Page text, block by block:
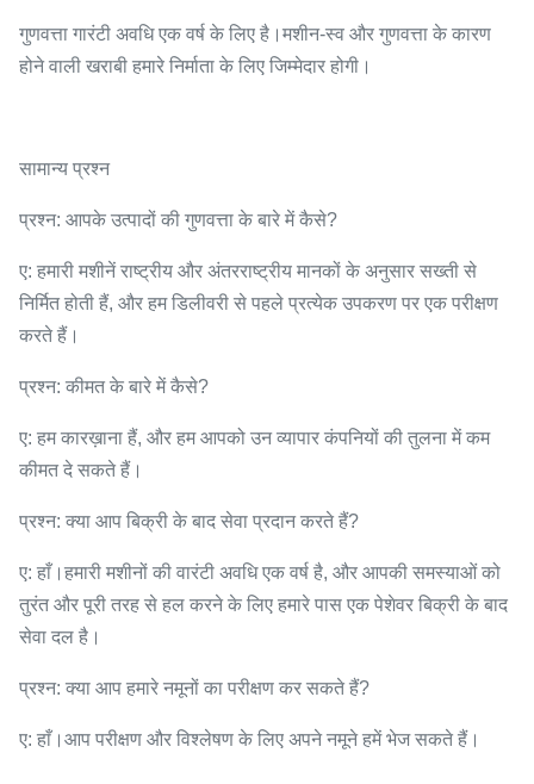
गुणवत्ता गारंटी अवधि एक वर्ष के लिए है।मशीन-स्व और गुणवत्ता के कारण
होने वाली खराबी हमारे निर्माता के लिए जिम्मेदार होगी।
सामान्य प्रश्न
प्रश्न: आपके उत्पादों की गुणवत्ता के बारे में कैसे?
ए: हमारी मशीनें राष्ट्रीय और अंतरराष्ट्रीय मानकों के अनुसार सख्ती से
निर्मित होती हैं, और हम डिलीवरी से पहले प्रत्येक उपकरण पर एक परीक्षण
करते हैं।
प्रश्न: कीमत के बारे में कैसे?
ए: हम कारख़ाना हैं, और हम आपको उन व्यापार कंपनियों की तुलना में कम
कीमत दे सकते हैं।
प्रश्न: क्या आप बिक्री के बाद सेवा प्रदान करते हैं?
ए: हाँ।हमारी मशीनों की वारंटी अवधि एक वर्ष है, और आपकी समस्याओं को
तुरंत और पूरी तरह से हल करने के लिए हमारे पास एक पेशेवर बिक्री के बाद
सेवा दल है।
प्रश्न: क्या आप हमारे नमूनों का परीक्षण कर सकते हैं?
ए: हाँ।आप परीक्षण और विश्लेषण के लिए अपने नमूने हमें भेज सकते हैं।